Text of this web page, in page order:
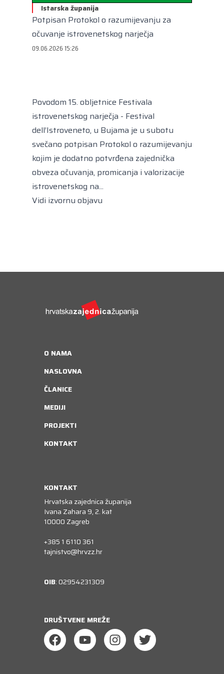
Europe
Europski odbor regija
Istarska županija
Potpisan Protokol o razumijevanju za
očuvanje istrovenetskog narječja
09.06.2026 15:26
Povodom 15. obljetnice Festivala
istrovenetskog narječja - Festival
dell’Istroveneto, u Bujama je u subotu
svečano potpisan Protokol o razumijevanju
kojim je dodatno potvrđena zajednička
obveza očuvanja, promicanja i valorizacije
istrovenetskog na...
Vidi izvornu objavu
O NAMA
NASLOVNA
ČLANICE
MEDIJI
PROJEKTI
KONTAKT
KONTAKT
Hrvatska zajednica županija
Ivana Zahara 9, 2. kat
10000 Zagreb
+385 1 6110 361
tajnistvo@hrvzz.hr
OIB: 02954231309
DRUŠTVENE MREŽE